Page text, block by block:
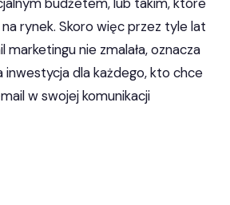
rynek. Skoro więc przez tyle lat
nie zmalała, oznacza
dla każdego, kto chce
w swojej komunikacji